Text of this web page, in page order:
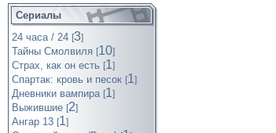
Сериалы
24 часа / 24 [3]
Тайны Смолвиля [10]
Страх, как он есть [1]
Спартак: кровь и песок [1]
Дневники вампира [1]
Выжившие [2]
Ангар 13 [1]